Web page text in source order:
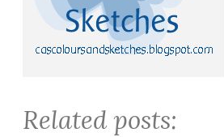
Related posts: